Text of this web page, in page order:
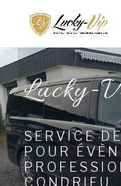
Lucky-
SERVICE
POUR
CONDRIEU